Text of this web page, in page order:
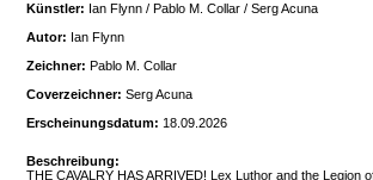
Künstler: Ian Flynn / Pablo M. Collar / Serg Acuna
Autor: Ian Flynn
Zeichner: Pablo M. Collar
Coverzeichner: Serg Acuna
Erscheinungsdatum: 18.09.2026
Beschreibung:
THE CAVALRY HAS ARRIVED! Lex Luthor and the Legion